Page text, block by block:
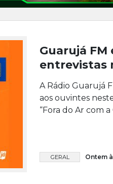
Guarujá
entrevistas
A Rádio Guarujá
aos ouvintes
“Fora do Ar com a
GERAL Ontem